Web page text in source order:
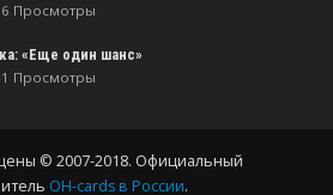
Просмотры
«Еще один шанс»
Просмотры
© 2007-2018. Официальный
OH-cards в России.